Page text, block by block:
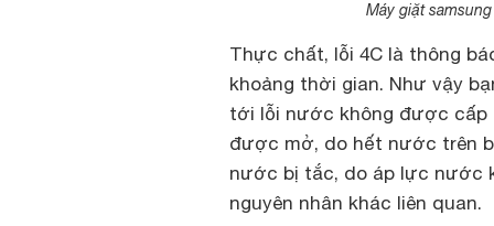
Máy giặt
Thực chất, lỗi 4C là thông
khoảng thời gian. Như vậy
tới lỗi nước không được cấp
được mở, do hết nước trên
nước bị tắc, do áp lực nước
nguyên nhân khác liên quan.